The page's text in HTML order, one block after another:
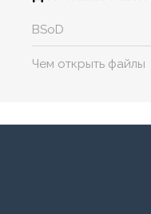
BSoD
Чем открыть файлы